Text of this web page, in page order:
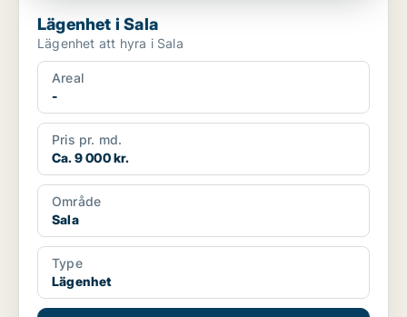
Lägenhet i Sala
Lägenhet att hyra i Sala
Areal
-
Pris pr. md.
Ca. 9 000 kr.
Område
Sala
Type
Lägenhet